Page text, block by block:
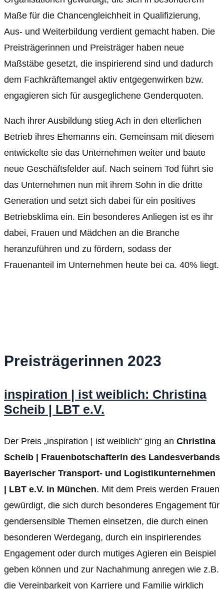
Maße für die Chancengleichheit in Qualifizierung,
Aus- und Weiterbildung verdient gemacht haben. Die
Preisträgerinnen und Preisträger haben neue
Maßstäbe gesetzt, die inspirierend sind und dadurch
dem Fachkräftemangel aktiv entgegenwirken bzw.
engagieren sich für ausgeglichene Genderquoten.
Nach ihrer Ausbildung stieg Ach in den elterlichen
Betrieb ihres Ehemanns ein. Gemeinsam mit diesem
entwickelte sie das Unternehmen weiter und baute
neue Geschäftsfelder auf. Nach seinem Tod führt sie
das Unternehmen nun mit ihrem Sohn in die dritte
Generation und setzt sich dabei für ein positives
Betriebsklima ein. Ein besonderes Anliegen ist es ihr
dabei, Frauen und Mädchen an die Branche
heranzuführen und zu fördern, sodass der
Frauenanteil im Unternehmen heute bei ca. 40% liegt.
Preisträgerinnen 2023
inspiration | ist weiblich: Christina
Scheib | LBT e.V.
Der Preis „inspiration | ist weiblich“ ging an Christina
Scheib | Frauenbotschafterin des Landesverbands
Bayerischer Transport- und Logistikunternehmen
| LBT e.V. in München. Mit dem Preis werden Frauen
gewürdigt, die sich durch besonderes Engagement für
gendersensible Themen einsetzen, die durch einen
besonderen Werdegang, durch ein inspirierendes
Engagement oder durch mutiges Agieren ein Beispiel
geben können und zur Nachahmung anregen wie z.B.
die Vereinbarkeit von Karriere und Familie wirklich